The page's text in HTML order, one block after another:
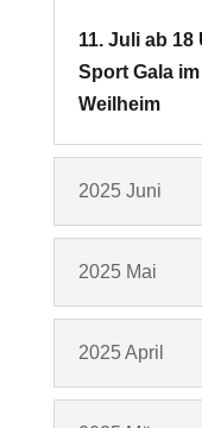
11. Juli ab
Sport Gala
Weilheim
2025 Juni
2025 Mai
2025 April